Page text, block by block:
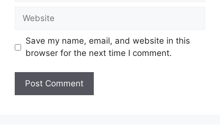
Website
Save my name, email, and website in this
browser for the next time I comment.